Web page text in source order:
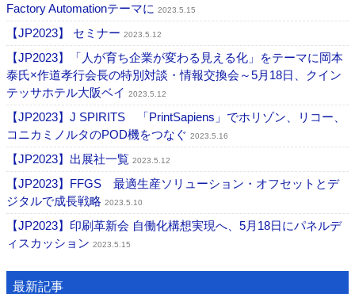
Factory Automationテーマに 2023.5.15
【JP2023】 セミナー 2023.5.12
【JP2023】「人が育ち企業が変わる見える化」をテーマに岡本
泰氏×作道孝行会長の特別対談・情報交換会～5月18日、クイン
テッサホテル大阪ベイ 2023.5.12
【JP2023】J SPIRITS 「PrintSapiens」でホリゾン、リコー、
コニカミノルタのPOD機をつなぐ 2023.5.16
【JP2023】出展社一覧 2023.5.12
【JP2023】FFGS 最適生産ソリューション・オフセットとデ
ジタルで成長戦略 2023.5.10
【JP2023】印刷革新会 自働化構想実現へ、5月18日にパネルデ
ィスカッション 2023.5.15
最新記事